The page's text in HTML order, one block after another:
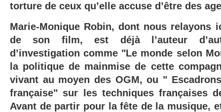
torture de ceux qu’elle accuse d’être des
Marie-Monique Robin, dont nous relayons
de son film, est déjà l’auteur
d’investigation comme "Le monde selon
la politique de mainmise de cette
vivant au moyen des OGM, ou "
française" sur les techniques françaises
Avant de partir pour la fête de la musique,